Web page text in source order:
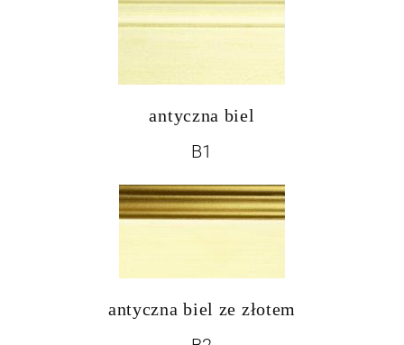
antyczna biel
B1
antyczna biel ze złotem